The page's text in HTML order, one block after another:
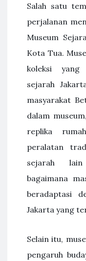
Salah satu
perjalanan
Museum
Kota Tua.
koleksi yang
sejarah
masyarakat
dalam
replika
peralatan
sejarah
bagaimana
beradaptasi
Jakarta yang
Selain itu,
pengaruh